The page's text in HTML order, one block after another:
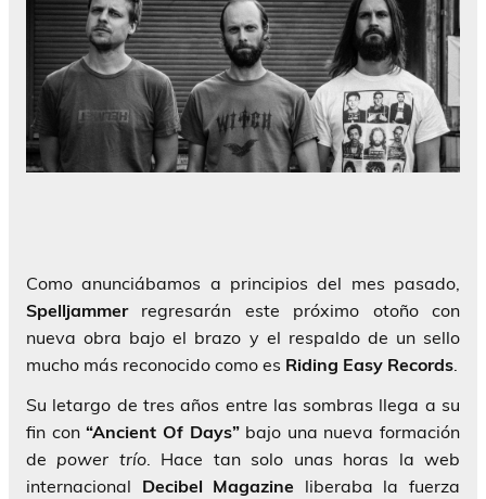
Como anunciábamos a principios del mes pasado,
Spelljammerregresarán este próximo otoño con
nueva obra bajo el brazo y el respaldo de un sello
mucho más reconocido como es Riding Easy Records.
Su letargo de tres años entre las sombras llega a su
fin con“Ancient Of Days”bajo una nueva formación
de power trío. Hace tan solo unas horas la web
internacional Decibel Magazine liberaba la fuerza